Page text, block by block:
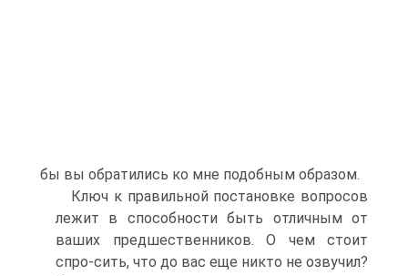
бы вы обратились ко мне подобным образом.
Ключ к правильной постановке вопросов
лежит в способности быть отличным от
ваших предшественников. О чем стоит
спро-сить, что до вас еще никто не озвучил?